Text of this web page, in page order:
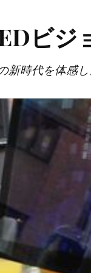
ビジ
新時代を体感